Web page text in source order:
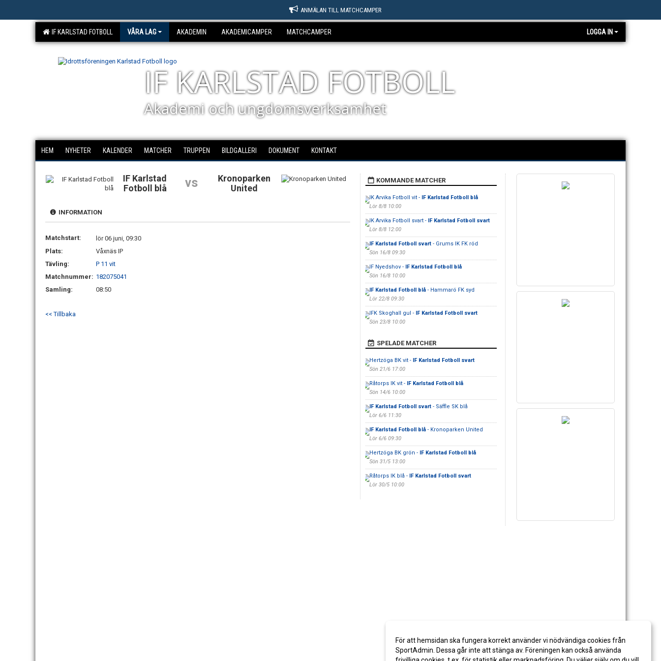
ANMÄLAN TILL MATCHCAMPER
IF KARLSTAD FOTBOLL VÅRA LAG AKADEMIN AKADEMICAMPER MATCHCAMPER LOGGA IN
IF KARLSTAD FOTBOLL
Akademi och ungdomsverksamhet
HEM NYHETER KALENDER MATCHER TRUPPEN BILDGALLERI DOKUMENT KONTAKT
IF Karlstad
Fotboll blå
vs
Kronoparken
United
INFORMATION
Matchstart:
lör 06 juni, 09:30
Plats:
Våxnäs IP
Tävling:
P 11 vit
Matchnummer: 182075041
Samling:
08:50
<< Tillbaka
KOMMANDE MATCHER
IK Arvika Fotboll vit - IF Karlstad Fotboll blå
Lör 8/8 10:00
IK Arvika Fotboll svart - IF Karlstad Fotboll svart
Lör 8/8 12:00
IF Karlstad Fotboll svart- Grums IK FK röd
Sön 16/8 09:30
IF Nyedshov - IF Karlstad Fotboll blå
Sön 16/8 10:00
IF Karlstad Fotboll blå- Hammarö FK syd
Lör 22/8 09:30
IFK Skoghall gul - IF Karlstad Fotboll svart
Sön 23/8 10:00
SPELADE MATCHER
Hertzöga BK vit - IF Karlstad Fotboll svart
Sön 21/6 17:00
Råtorps IK vit - IF Karlstad Fotboll blå
Sön 14/6 10:00
IF Karlstad Fotboll svart- Säffle SK blå
Lör 6/6 11:30
IF Karlstad Fotboll blå- Kronoparken United
Lör 6/6 09:30
Hertzöga BK grön - IF Karlstad Fotboll blå
Sön 31/5 13:00
Råtorps IK blå - IF Karlstad Fotboll svart
Lör 30/5 10:00
För att hemsidan ska fungera korrekt använder vi nödvändiga cookies från
SportAdmin. Dessa går inte att stänga av. Föreningen kan också använda